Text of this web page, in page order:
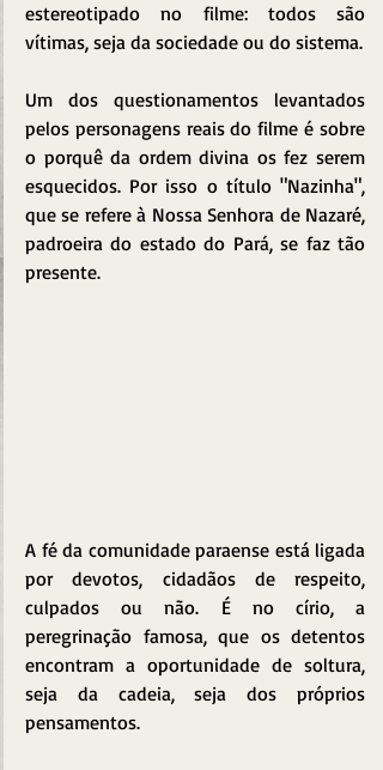
estereotipado no filme: todos são
vítimas, seja da sociedade ou do sistema.
Um dos questionamentos levantados
pelos personagens reais do filme é sobre
o porquê da ordem divina os fez serem
esquecidos. Por isso o título "Nazinha",
que se refere à Nossa Senhora de Nazaré,
padroeira do estado do Pará, se faz tão
presente.
A fé da comunidade paraense está ligada
por devotos, cidadãos de respeito,
culpados ou não. É no círio, a
peregrinação famosa, que os detentos
encontram a oportunidade de soltura,
seja da cadeia, seja dos próprios
pensamentos.